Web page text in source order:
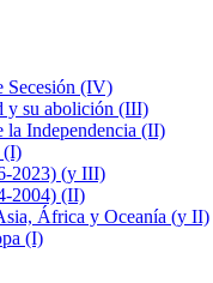
Secesión (IV)
y su abolición (III)
la Independencia (II)
(I)
2023) (y III)
2004) (II)
África y Oceanía (y II)
(I)